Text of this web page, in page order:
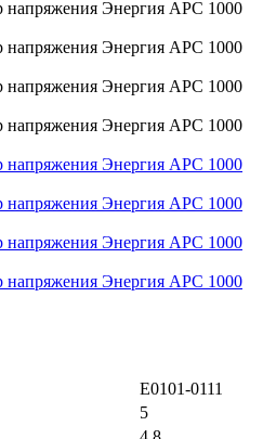
Е0101-0111
5